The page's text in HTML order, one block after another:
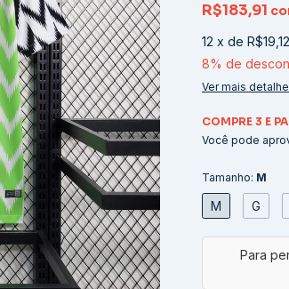
R$183,91
12 x de R$19,12
8% de
Ver mais
COMPRE 3 E
Você pode
Tamanho: M
M G